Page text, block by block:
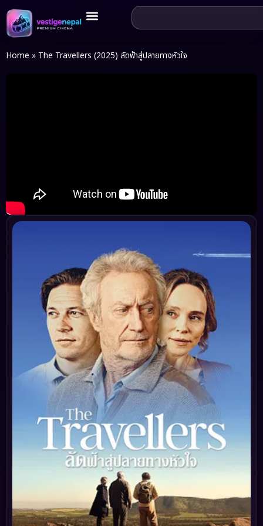
Home » The Travellers (2025) ลัดฟ้าสู่ปลายทางหัวใจ